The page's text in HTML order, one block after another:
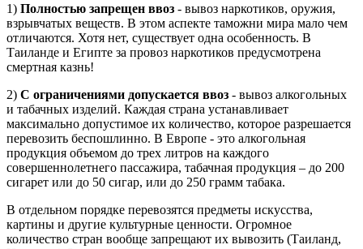
1) Полностью запрещен ввоз - вывоз наркотиков, оружия,
взрывчатых веществ. В этом аспекте таможни мира мало чем
отличаются. Хотя нет, существует одна особенность. В
Таиланде и Египте за провоз наркотиков предусмотрена
смертная казнь!
2) С ограничениями допускается ввоз - вывоз алкогольных
и табачных изделий. Каждая страна устанавливает
максимально допустимое их количество, которое разрешается
перевозить беспошлинно. В Европе - это алкогольная
продукция объемом до трех литров на каждого
совершеннолетнего пассажира, табачная продукция – до 200
сигарет или до 50 сигар, или до 250 грамм табака.
В отдельном порядке перевозятся предметы искусства,
картины и другие культурные ценности. Огромное
количество стран вообще запрещают их вывозить (Таиланд,